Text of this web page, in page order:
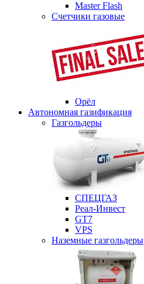
Master Flash
Счетчики газовые
Орёл
Автономная газификация
Газгольдеры
СПЕЦГАЗ
Реал-Инвест
GT7
VPS
Наземные газгольдеры